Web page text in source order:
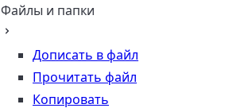
Файлы и папки
Дописать в файл
Прочитать файл
Копировать